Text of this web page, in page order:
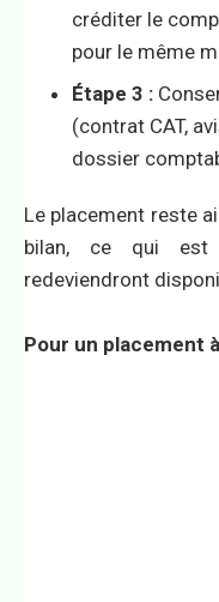
créditer le
pour le même
Étape 3 :
(contrat CAT,
dossier
Le placement reste
bilan, ce qui est
redeviendront
Pour un placement